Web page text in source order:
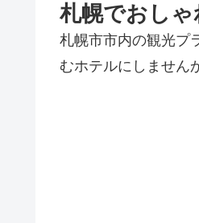
札幌でおし
札幌市市内の観光プ
むホテルにしません